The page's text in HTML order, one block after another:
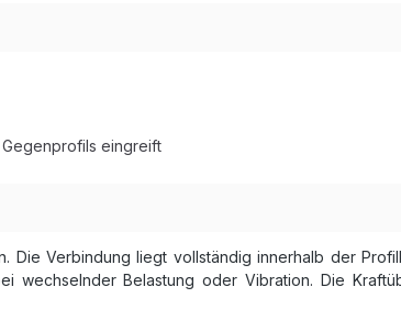
eingreift
Verbindung liegt vollständig innerhalb der
Belastung oder Vibration. Die